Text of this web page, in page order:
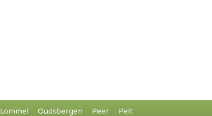
Lommel Oudsbergen Peer Pelt